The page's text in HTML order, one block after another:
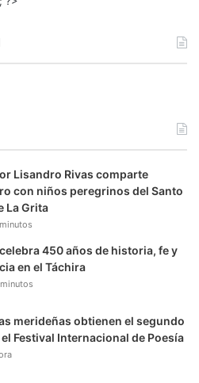
Lisandro Rivas comparte
con niños peregrinos del Santo
La Grita
450 años de historia, fe y
en el Táchira
merideñas obtienen el segundo
Festival Internacional de Poesía